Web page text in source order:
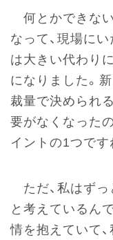
何とかできな
なって、現場に
は大きい代わり
になりました。
裁量で決められ
要がなくなった
イントの1つです
ただ、私はずっ
と考えているん
情を抱えていて